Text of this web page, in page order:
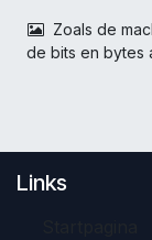
Zoals de
de bits en bytes
Links